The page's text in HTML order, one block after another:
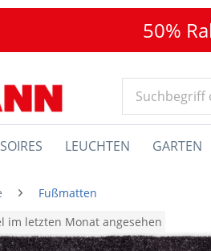
50%
LEUCHTEN GARTEN
Fußmatten
im letzten Monat angesehen